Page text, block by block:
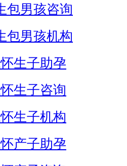
包男孩咨询
包男孩机构
生子助孕
生子咨询
生子机构
产子助孕